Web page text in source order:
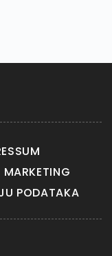
MARKETING
PODATAKA